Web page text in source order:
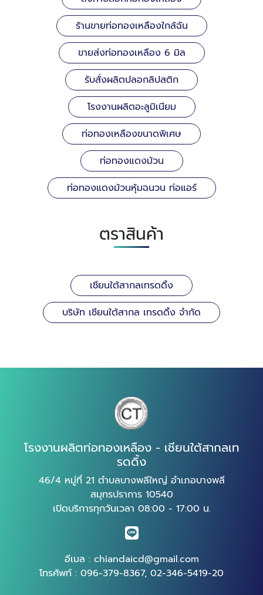
ร้านขายท่อทองเหลืองใกล้ฉัน
ขายส่งท่อทองเหลือง 6 มิล
รับสั่งผลิตปลอกลิปสติก
โรงงานผลิตอะลูมิเนียม
ท่อทองเหลืองขนาดพิเศษ
ท่อทองแดงม้วน
ท่อทองแดงม้วนหุ้มฉนวน ท่อแอร์
ตราสินค้า
เชียนใต้สากลเทรดดิ้ง
บริษัท เชียนใต้สากล เทรดดิ้ง จำกัด
โรงงานผลิตท่อทองเหลือง - เชียนใต้สากลเท
รดดิ้ง
46/4 หมู่ที่ 21 ตำบลบางพลีใหญ่ อำเภอบางพลี
สมุทรปราการ 10540
เปิดบริการทุกวันเวลา 08:00 - 17:00 น.
อีเมล : chiandaicd@gmail.com
โทรศัพท์ : 096-379-8367, 02-346-5419-20